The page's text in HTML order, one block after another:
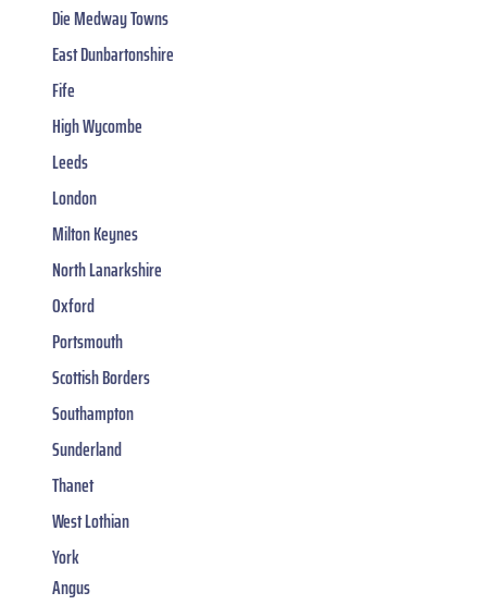
Die Medway Towns
East Dunbartonshire
Fife
High Wycombe
Leeds
London
Milton Keynes
North Lanarkshire
Oxford
Portsmouth
Scottish Borders
Southampton
Sunderland
Thanet
West Lothian
York
Angus